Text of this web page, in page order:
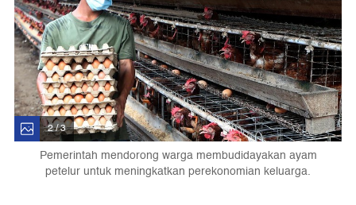
2 / 3
Pemerintah mendorong warga membudidayakan ayam
petelur untuk meningkatkan perekonomian keluarga.